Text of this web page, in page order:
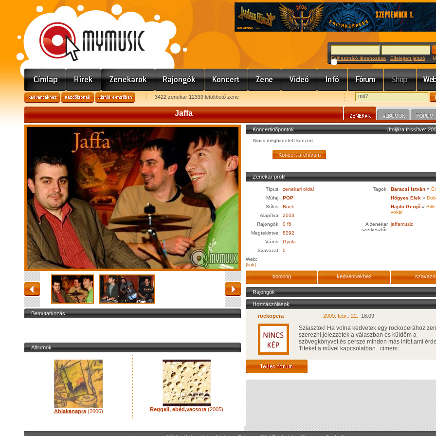
Felhasználó létrehozása Elfelejtett jelszó
3422 zenekar 12339 letölthető zene
Jaffa
Bemutatkozás
Albumok
Ablakanapra(2006) Reggeli, ebéd,vacsora(2005)
Utoljára frissítve:
Koncertidőpontok
Nincs meghirdetett koncert
Zenekar profil
Típus:
zenekari oldal
Műfaj:
POP
Stílus:
Rock
Alapítva:
2003
Rajongók:
0 fő
Megtekintve:
8292
Város:
Gyula
Szavazat:
0
Web:
[link]
Tagok: Baracsi István »
Hőgyes Elek » Dob
Hajdu Gergő »
vokál
A zenekar
szerkesztői:
jaffamusic
booking kedvencekhez
Rajongók
Hozzászólások
rockopera
2009. febr.. 22. 18:09
Sziasztok! Ha volna kedvetek egy rockoperához
szerezni,jelezzétek a válaszban és küldöm a
szövegkönyvet,és persze minden más infót,ami
Titeket a művel kapcsolatban.. cimem:...